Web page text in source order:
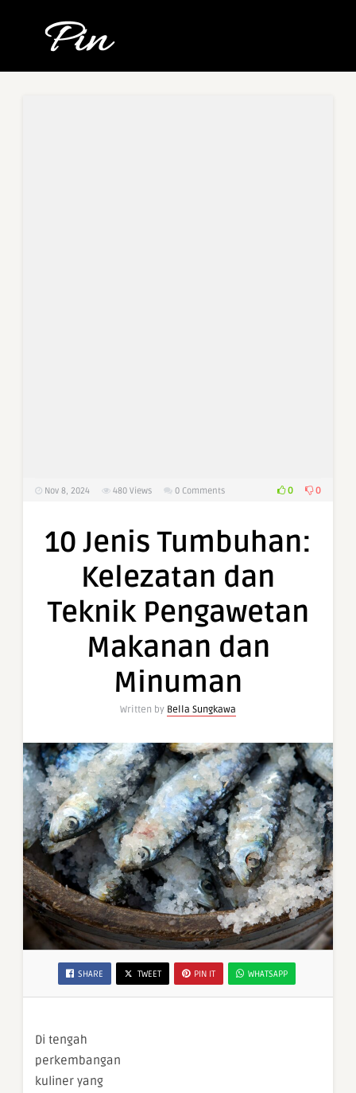
Nov 8, 2024 480 Views 0 Comments 0 0
10 Jenis Tumbuhan:
Kelezatan dan
Teknik Pengawetan
Makanan dan
Minuman
Written by Bella Sungkawa
SHARE TWEET PIN IT WHATSAPP
Di tengah
perkembangan
kuliner yang